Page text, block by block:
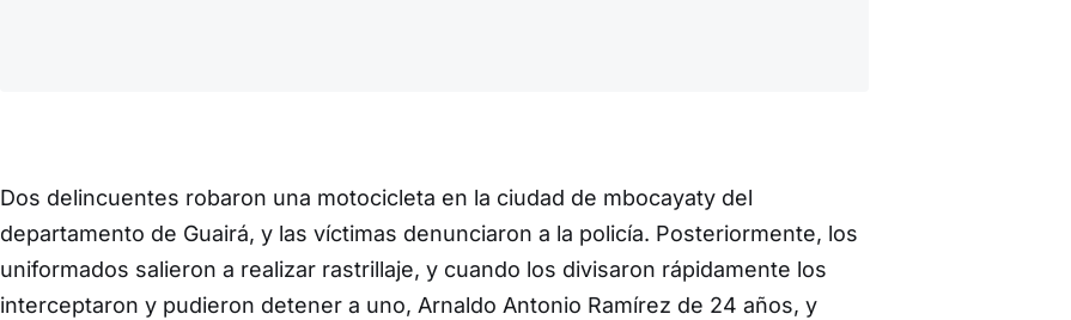
Dos delincuentes robaron una motocicleta en la ciudad de mbocayaty del
departamento de Guairá, y las víctimas denunciaron a la policía. Posteriormente, los
uniformados salieron a realizar rastrillaje, y cuando los divisaron rápidamente los
interceptaron y pudieron detener a uno, Arnaldo Antonio Ramírez de 24 años, y